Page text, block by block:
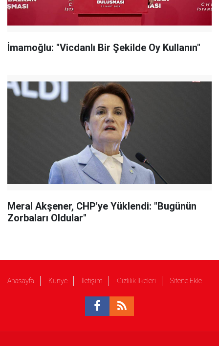
İmamoğlu: "Vicdanlı Bir Şekilde Oy Kullanın"
Meral Akşener, CHP'ye Yüklendi: "Bugünün
Zorbaları Oldular"
Anasayfa Künye İletişim Gizlilik İlkeleri Sitene Ekle